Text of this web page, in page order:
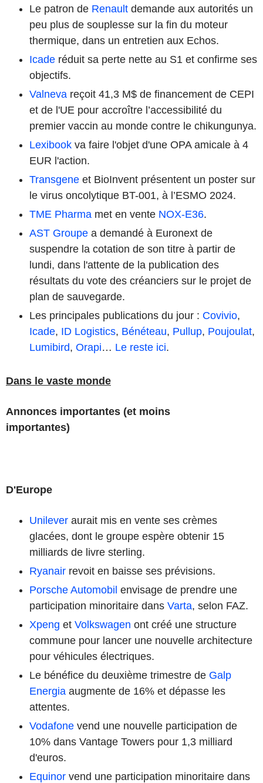
Le patron de Renault demande aux autorités un
peu plus de souplesse sur la fin du moteur
thermique, dans un entretien aux Echos.
Icade réduit sa perte nette au S1 et confirme ses
objectifs.
Valneva reçoit 41,3 M$ de financement de CEPI
et de l'UE pour accroître l’accessibilité du
premier vaccin au monde contre le chikungunya.
Lexibook va faire l'objet d'une OPA amicale à 4
EUR l'action.
Transgene et BioInvent présentent un poster sur
le virus oncolytique BT-001, à l’ESMO 2024.
TME Pharma met en vente NOX-E36.
AST Groupe a demandé à Euronext de
suspendre la cotation de son titre à partir de
lundi, dans l'attente de la publication des
résultats du vote des créanciers sur le projet de
plan de sauvegarde.
Les principales publications du jour : Covivio,
Icade, ID Logistics, Bénéteau, Pullup, Poujoulat,
Lumibird, Orapi… Le reste ici.
Dans le vaste monde
Annonces importantes (et moins
importantes)
D'Europe
Unilever aurait mis en vente ses crèmes
glacées, dont le groupe espère obtenir 15
milliards de livre sterling.
Ryanair revoit en baisse ses prévisions.
Porsche Automobil envisage de prendre une
participation minoritaire dans Varta, selon FAZ.
Xpeng et Volkswagen ont créé une structure
commune pour lancer une nouvelle architecture
pour véhicules électriques.
Le bénéfice du deuxième trimestre de Galp
Energia augmente de 16% et dépasse les
attentes.
Vodafone vend une nouvelle participation de
10% dans Vantage Towers pour 1,3 milliard
d'euros.
Equinor vend une participation minoritaire dans